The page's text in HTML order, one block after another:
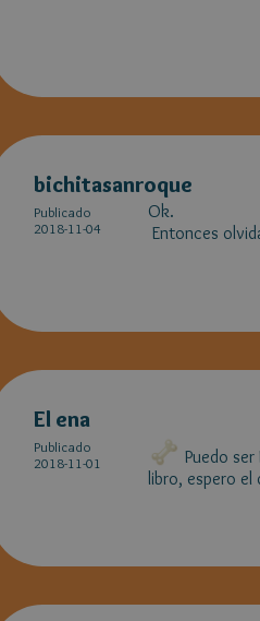
bichitasanroque
Publicado
2018-11-04
Ok.
Entonces
El ena
Publicado
2018-11-01
Puedo
libro, espero